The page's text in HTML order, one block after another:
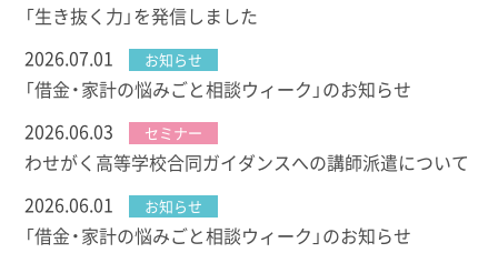
「生き抜く力」を発信しました
2026.07.01
お知らせ
「借金・家計の悩みごと相談ウィーク」のお知らせ
2026.06.03
セミナー
わせがく高等学校合同ガイダンスへの講師派遣について
2026.06.01
お知らせ
「借金・家計の悩みごと相談ウィーク」のお知らせ